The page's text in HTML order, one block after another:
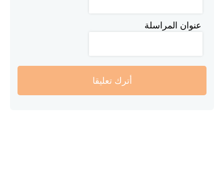
عنوان المراسلة
أترك تعليقا